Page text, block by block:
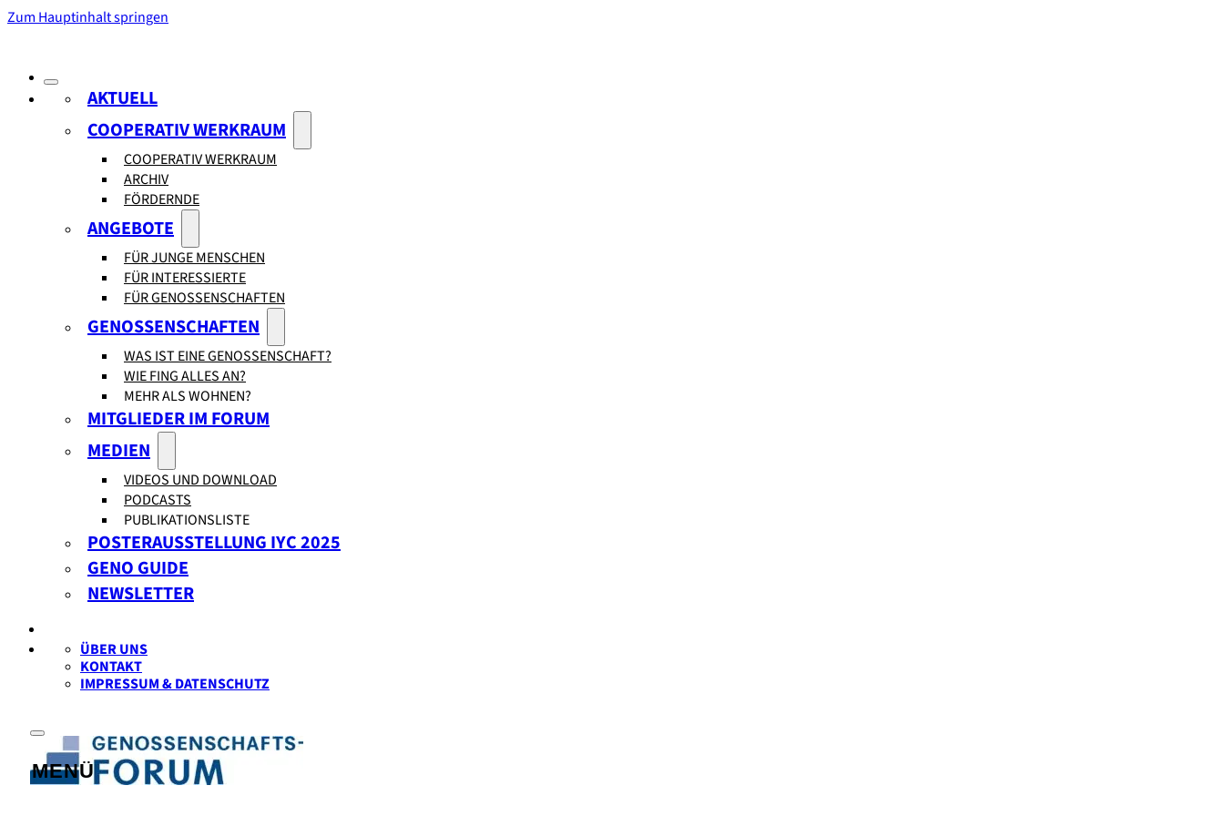
Zum Hauptinhalt springen
AKTUELL
COOPERATIV WERKRAUM
COOPERATIV WERKRAUM
ARCHIV
FÖRDERNDE
ANGEBOTE
FÜR JUNGE MENSCHEN
FÜR INTERESSIERTE
FÜR GENOSSENSCHAFTEN
GENOSSENSCHAFTEN
WAS IST EINE GENOSSENSCHAFT?
WIE FING ALLES AN?
MEHR ALS WOHNEN?
MITGLIEDER IM FORUM
MEDIEN
VIDEOS UND DOWNLOAD
PODCASTS
PUBLIKATIONSLISTE
POSTERAUSSTELLUNG IYC 2025
GENO GUIDE
NEWSLETTER
ÜBER UNS
KONTAKT
IMPRESSUM & DATENSCHUTZ